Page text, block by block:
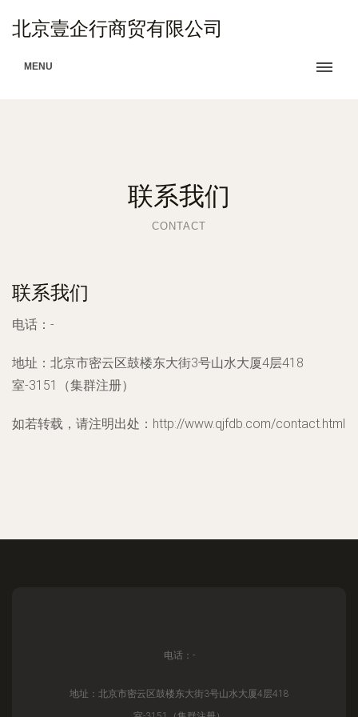
北京壹企行商贸有限公司
MENU
联系我们
CONTACT
联系我们
电话：-
地址：北京市密云区鼓楼东大街3号山水大厦4层418
室-3151（集群注册）
如若转载，请注明出处：http://www.qjfdb.com/contact.html
电话：-
地址：北京市密云区鼓楼东大街3号山水大厦4层418